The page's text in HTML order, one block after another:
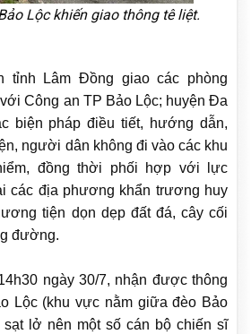
Lộc khiến giao thông tê liệt.
tỉnh Lâm Đồng giao các phòng
Công an TP Bảo Lộc; huyện Đa
biện pháp điều tiết, hướng dẫn,
người dân không đi vào các khu
đồng thời phối hợp với lực
các địa phương khẩn trương huy
tiện dọn dẹp đất đá, cây cối
đường.
ngày 30/7, nhận được thông
Lộc (khu vực nằm giữa đèo Bảo
lở nên một số cán bộ chiến sĩ